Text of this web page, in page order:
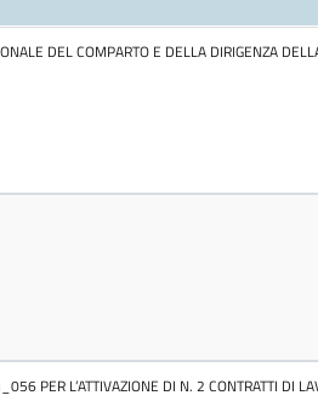
DEL COMPARTO E DELLA DIRIGENZA
PER L’ATTIVAZIONE DI N. 2 CONTRATTI DI